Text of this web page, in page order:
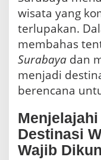
wisata yang
terlupakan.
membahas
Surabaya dan
menjadi
berencana
Destinasi
Wajib